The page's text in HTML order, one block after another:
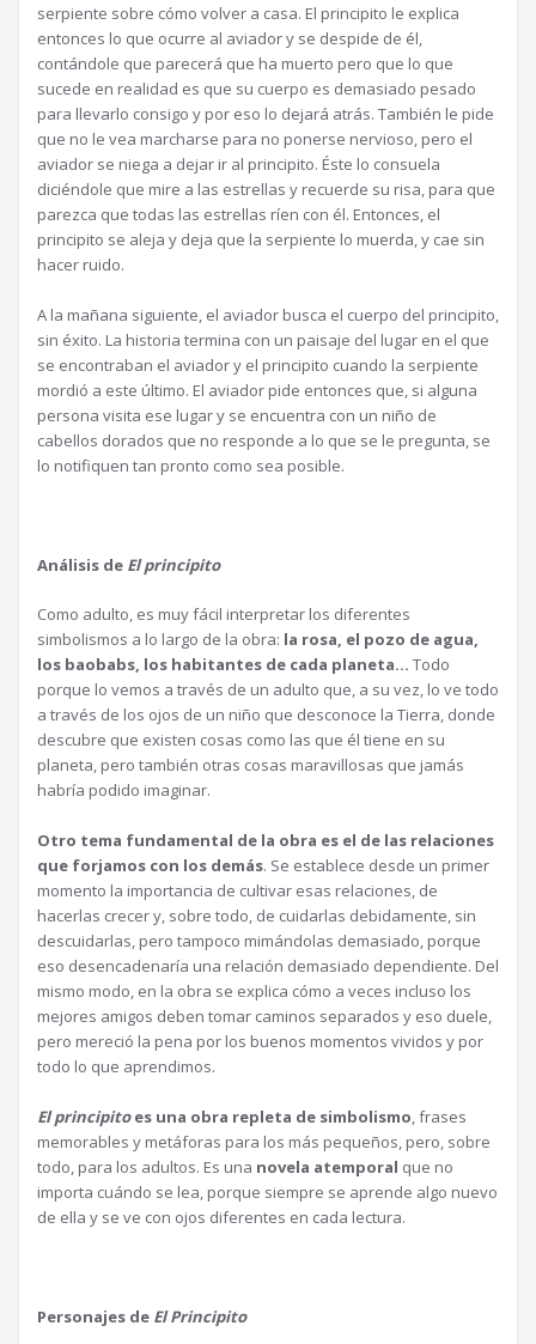
serpiente sobre cómo volver a casa. El principito le explica
entonces lo que ocurre al aviador y se despide de él,
contándole que parecerá que ha muerto pero que lo que
sucede en realidad es que su cuerpo es demasiado pesado
para llevarlo consigo y por eso lo dejará atrás. También le pide
que no le vea marcharse para no ponerse nervioso, pero el
aviador se niega a dejar ir al principito. Éste lo consuela
diciéndole que mire a las estrellas y recuerde su risa, para que
parezca que todas las estrellas ríen con él. Entonces, el
principito se aleja y deja que la serpiente lo muerda, y cae sin
hacer ruido.
A la mañana siguiente, el aviador busca el cuerpo del principito,
sin éxito. La historia termina con un paisaje del lugar en el que
se encontraban el aviador y el principito cuando la serpiente
mordió a este último. El aviador pide entonces que, si alguna
persona visita ese lugar y se encuentra con un niño de
cabellos dorados que no responde a lo que se le pregunta, se
lo notifiquen tan pronto como sea posible.
Análisis de El principito
Como adulto, es muy fácil interpretar los diferentes
simbolismos a lo largo de la obra: la rosa, el pozo de agua,
los baobabs, los habitantes de cada planeta… Todo
porque lo vemos a través de un adulto que, a su vez, lo ve todo
a través de los ojos de un niño que desconoce la Tierra, donde
descubre que existen cosas como las que él tiene en su
planeta, pero también otras cosas maravillosas que jamás
habría podido imaginar.
Otro tema fundamental de la obra es el de las relaciones
que forjamos con los demás. Se establece desde un primer
momento la importancia de cultivar esas relaciones, de
hacerlas crecer y, sobre todo, de cuidarlas debidamente, sin
descuidarlas, pero tampoco mimándolas demasiado, porque
eso desencadenaría una relación demasiado dependiente. Del
mismo modo, en la obra se explica cómo a veces incluso los
mejores amigos deben tomar caminos separados y eso duele,
pero mereció la pena por los buenos momentos vividos y por
todo lo que aprendimos.
El principitoes una obra repleta de simbolismo, frases
memorables y metáforas para los más pequeños, pero, sobre
todo, para los adultos. Es una novela atemporal que no
importa cuándo se lea, porque siempre se aprende algo nuevo
de ella y se ve con ojos diferentes en cada lectura.
Personajes de El Principito